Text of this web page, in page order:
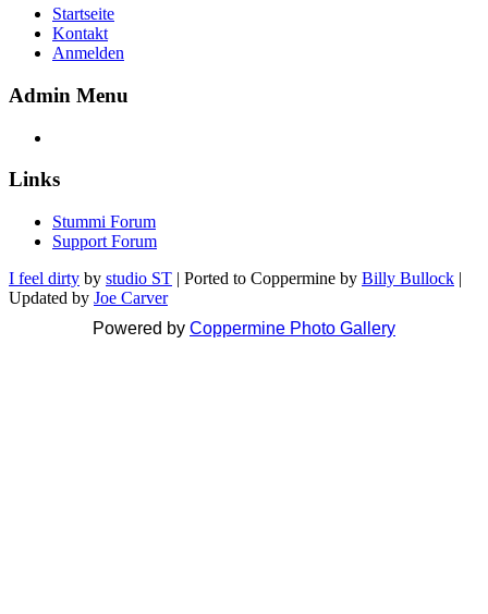
Startseite
Kontakt
Anmelden
Admin Menu
Links
Stummi Forum
Support Forum
I feel dirty by studio ST | Ported to Coppermine by Billy Bullock |
Updated by Joe Carver
Powered by Coppermine Photo Gallery